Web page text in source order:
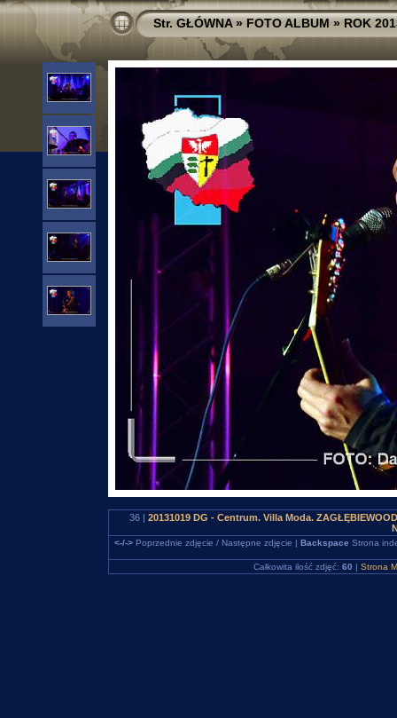
Str. GŁÓWNA»FOTO ALBUM»ROK
36 | 20131019 DG - Centrum. Villa Moda.
<-/->Poprzednie zdjęcie / Następne zdjęcie | Backspace Strona
Całkowita ilość zdjęć: 60 | Strona